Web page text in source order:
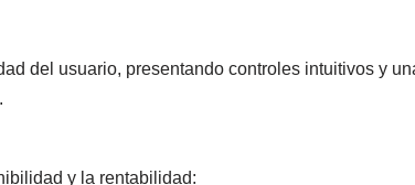
del usuario, presentando controles intuitivos y
y la rentabilidad: